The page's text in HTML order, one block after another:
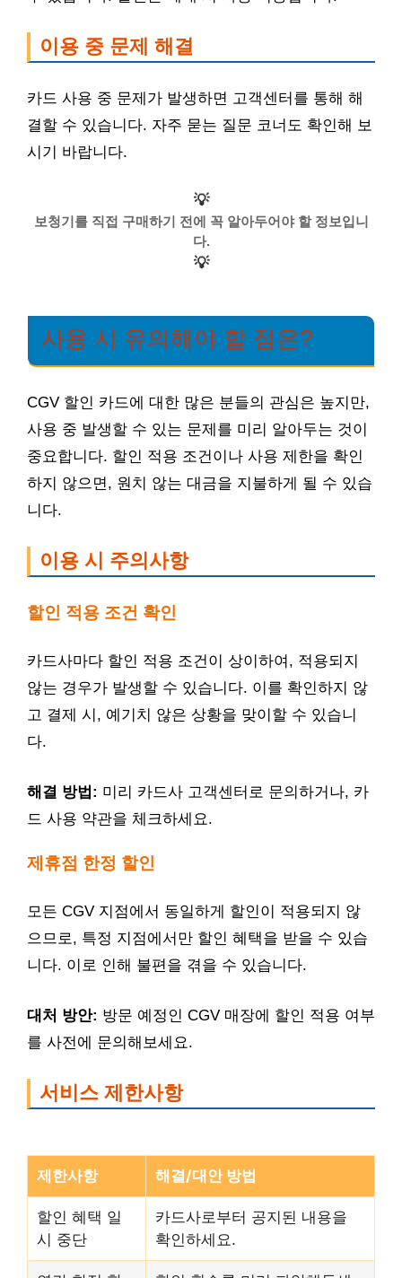
이용 중 문제 해결
카드 사용 중 문제가 발생하면 고객센터를 통해 해
결할 수 있습니다. 자주 묻는 질문 코너도 확인해 보
시기 바랍니다.
💡
보청기를 직접 구매하기 전에 꼭 알아두어야 할 정보입니
다.
💡
사용 시 유의해야 할 점은?
CGV 할인 카드에 대한 많은 분들의 관심은 높지만,
사용 중 발생할 수 있는 문제를 미리 알아두는 것이
중요합니다. 할인 적용 조건이나 사용 제한을 확인
하지 않으면, 원치 않는 대금을 지불하게 될 수 있습
니다.
이용 시 주의사항
할인 적용 조건 확인
카드사마다 할인 적용 조건이 상이하여, 적용되지
않는 경우가 발생할 수 있습니다. 이를 확인하지 않
고 결제 시, 예기치 않은 상황을 맞이할 수 있습니
다.
해결 방법: 미리 카드사 고객센터로 문의하거나, 카
드 사용 약관을 체크하세요.
제휴점 한정 할인
모든 CGV 지점에서 동일하게 할인이 적용되지 않
으므로, 특정 지점에서만 할인 혜택을 받을 수 있습
니다. 이로 인해 불편을 겪을 수 있습니다.
대처 방안: 방문 예정인 CGV 매장에 할인 적용 여부
를 사전에 문의해보세요.
서비스 제한사항
제한사항 해결/대안 방법
할인 혜택 일
시 중단
카드사로부터 공지된 내용을
확인하세요.